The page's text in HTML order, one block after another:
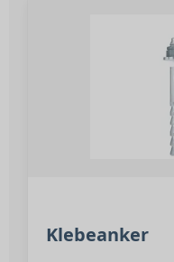
Klebeanker